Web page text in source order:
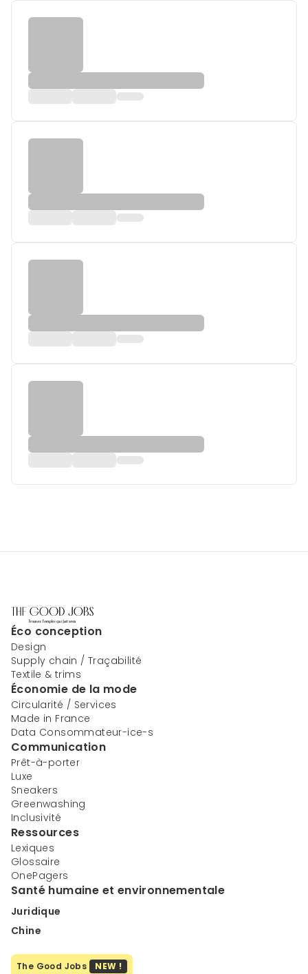
Éco conception
Design
Supply chain / Traçabilité
Textile & trims
Économie de la mode
Circularité / Services
Made in France
Data Consommateur-ice-s
Communication
Prêt-à-porter
Luxe
Sneakers
Greenwashing
Inclusivité
Ressources
Lexiques
Glossaire
OnePagers
Santé humaine et environnementale
Juridique
Chine
The Good Jobs NEW !